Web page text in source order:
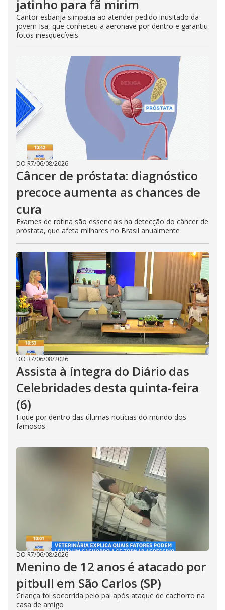
jatinho para fã mirim
Cantor esbanja simpatia ao atender pedido inusitado da
jovem Isa, que conheceu a aeronave por dentro e garantiu
fotos inesquecíveis
DO R7/06/08/2026
Câncer de próstata: diagnóstico
precoce aumenta as chances de
cura
Exames de rotina são essenciais na detecção do câncer de
próstata, que afeta milhares no Brasil anualmente
DO R7/06/08/2026
Assista à íntegra do Diário das
Celebridades desta quinta-feira
(6)
Fique por dentro das últimas notícias do mundo dos
famosos
DO R7/06/08/2026
Menino de 12 anos é atacado por
pitbull em São Carlos (SP)
Criança foi socorrida pelo pai após ataque de cachorro na
casa de amigo